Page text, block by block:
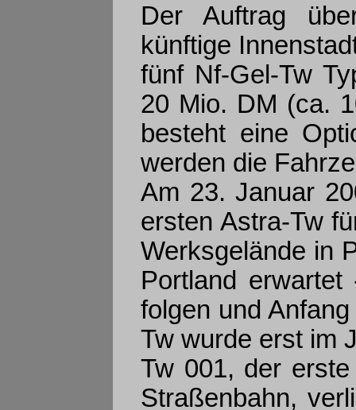
Der Auftrag
künftige
fünf Nf-Gel-Tw
20 Mio. DM (ca.
besteht eine
werden die
Am 23. Januar
ersten Astra-Tw
Werksgelände in
Portland
folgen und
Tw wurde erst im
Tw 001, der
Straßenbahn,